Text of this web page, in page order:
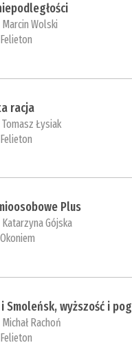
Marcin Wolski
Felieton
racja
Tomasz Łysiak
Felieton
Plus
Katarzyna Gójska
Okoniem
Smoleńsk, wyższość i
Michał Rachoń
Felieton